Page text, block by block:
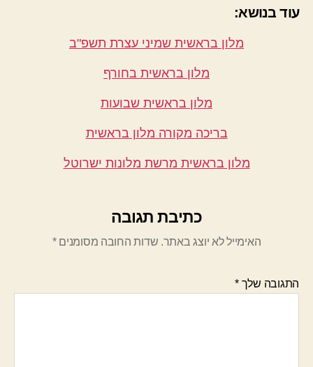
עוד בנושא:
מלון בראשית שמיני עצרת תשפ"ב
מלון בראשית בחורף
מלון בראשית שבועות
בריכה מקורה מלון בראשית
מלון בראשית מרשת מלונות ישרוטל
כתיבת תגובה
האימייל לא יוצג באתר. שדות החובה מסומנים*
התגובה שלך*